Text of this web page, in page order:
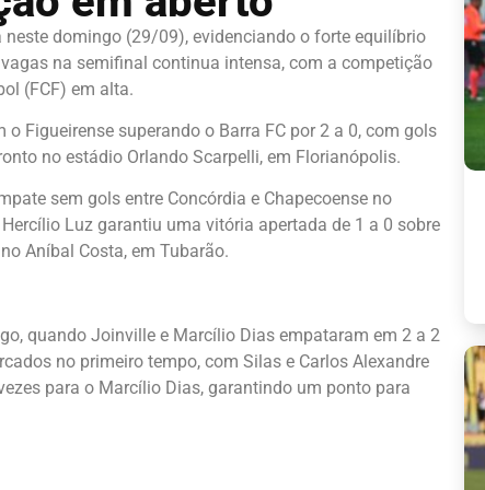
domingo (29/09), evidenciando o forte equilíbrio
na semifinal continua intensa, com a competição
(FCF) em alta.
Figueirense superando o Barra FC por 2 a 0, com gols
no estádio Orlando Scarpelli, em Florianópolis.
sem gols entre Concórdia e Chapecoense no
Luz garantiu uma vitória apertada de 1 a 0 sobre
Aníbal Costa, em Tubarão.
quando Joinville e Marcílio Dias empataram em 2 a 2
no primeiro tempo, com Silas e Carlos Alexandre
para o Marcílio Dias, garantindo um ponto para